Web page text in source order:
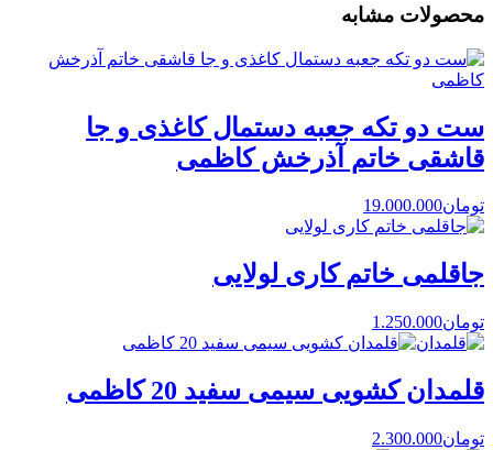
محصولات مشابه
ست دو تکه جعبه دستمال کاغذی و جا
قاشقی خاتم آذرخش کاظمی
تومان19.000.000
جاقلمی خاتم کاری لولایی
تومان1.250.000
قلمدان کشویی سیمی سفید 20 کاظمی
تومان2.300.000